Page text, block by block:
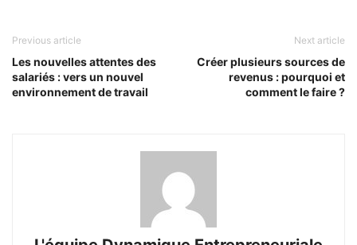
Previous article
Les nouvelles attentes des
salariés : vers un nouvel
environnement de travail
Next article
Créer plusieurs sources de
revenus : pourquoi et
comment le faire ?